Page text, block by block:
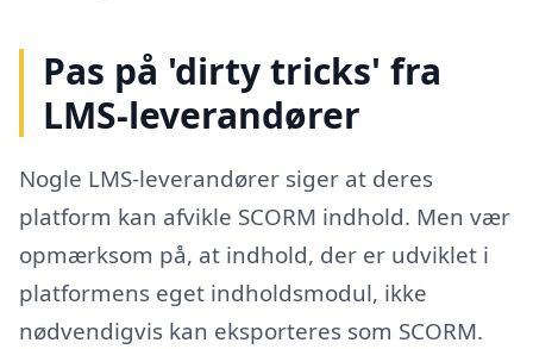
Pas på 'dirty tricks' fra
LMS-leverandører
Nogle LMS-leverandører siger at deres
platform kan afvikle SCORM indhold. Men vær
opmærksom på, at indhold, der er udviklet i
platformens eget indholdsmodul, ikke
nødvendigvis kan eksporteres som SCORM.